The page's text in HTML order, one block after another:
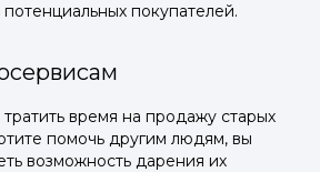
покупателей.
время на продажу старых
помочь другим людям, вы
возможность дарения их